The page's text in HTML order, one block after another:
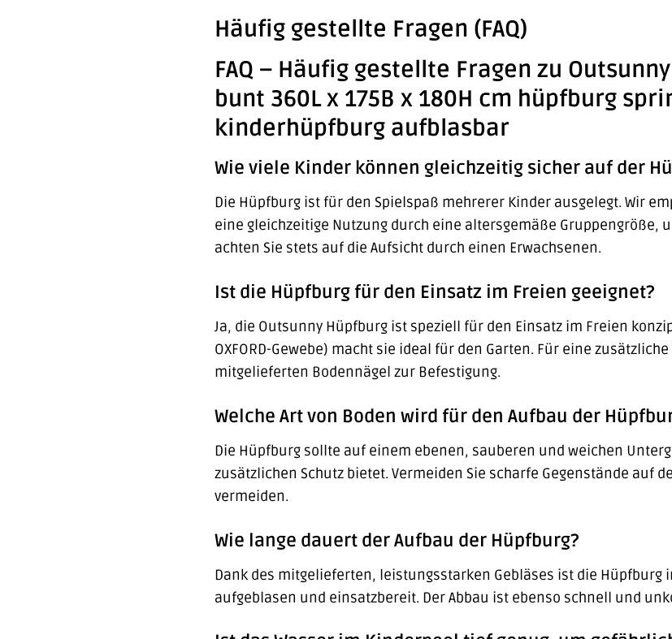
Häufig gestellte Fragen (FAQ)
FAQ – Häufig gestellte Fragen zu
bunt 360L x 175B x 180H cm hüpfburg
kinderhüpfburg aufblasbar
Wie viele Kinder können gleichzeitig sicher auf der
Die Hüpfburg ist für den Spielspaß mehrerer Kinder ausgelegt. Wir
eine gleichzeitige Nutzung durch eine altersgemäße Gruppengröße,
achten Sie stets auf die Aufsicht durch einen Erwachsenen.
Ist die Hüpfburg für den Einsatz im Freien geeignet?
Ja, die Outsunny Hüpfburg ist speziell für den Einsatz im Freien
OXFORD-Gewebe) macht sie ideal für den Garten. Für eine
mitgelieferten Bodennägel zur Befestigung.
Welche Art von Boden wird für den Aufbau der
Die Hüpfburg sollte auf einem ebenen, sauberen und weichen
zusätzlichen Schutz bietet. Vermeiden Sie scharfe Gegenstände auf
vermeiden.
Wie lange dauert der Aufbau der Hüpfburg?
Dank des mitgelieferten, leistungsstarken Gebläses ist die
aufgeblasen und einsatzbereit. Der Abbau ist ebenso schnell und